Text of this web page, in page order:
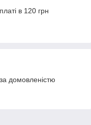
в 120 грн
домовленістю